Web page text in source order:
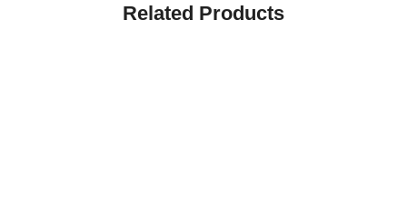
Related Products